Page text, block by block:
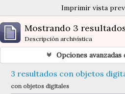
Imprimir vista
Mostrando 3
Descripción archivística
Opciones avanzadas
3 resultados con objetos
con objetos digitales